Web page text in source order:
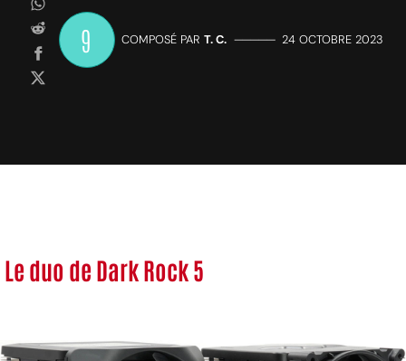
9 COMPOSÉ PAR T. C. ————— 24 OCTOBRE 2023
Le duo de Dark Rock 5